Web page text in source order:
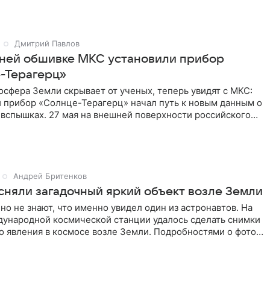
Дмитрий Павлов
обшивке МКС установили прибор
Земли скрывает от ученых, теперь увидят с МКС:
прибор «Солнце-Терагерц» начал путь к новым данным о
27 мая на внешней поверхности российского
Андрей Бритенков
загадочный яркий объект возле Земли
не знают, что именно увидел один из астронавтов. На
космической станции удалось сделать снимки
явления в космосе возле Земли. Подробностями о фото